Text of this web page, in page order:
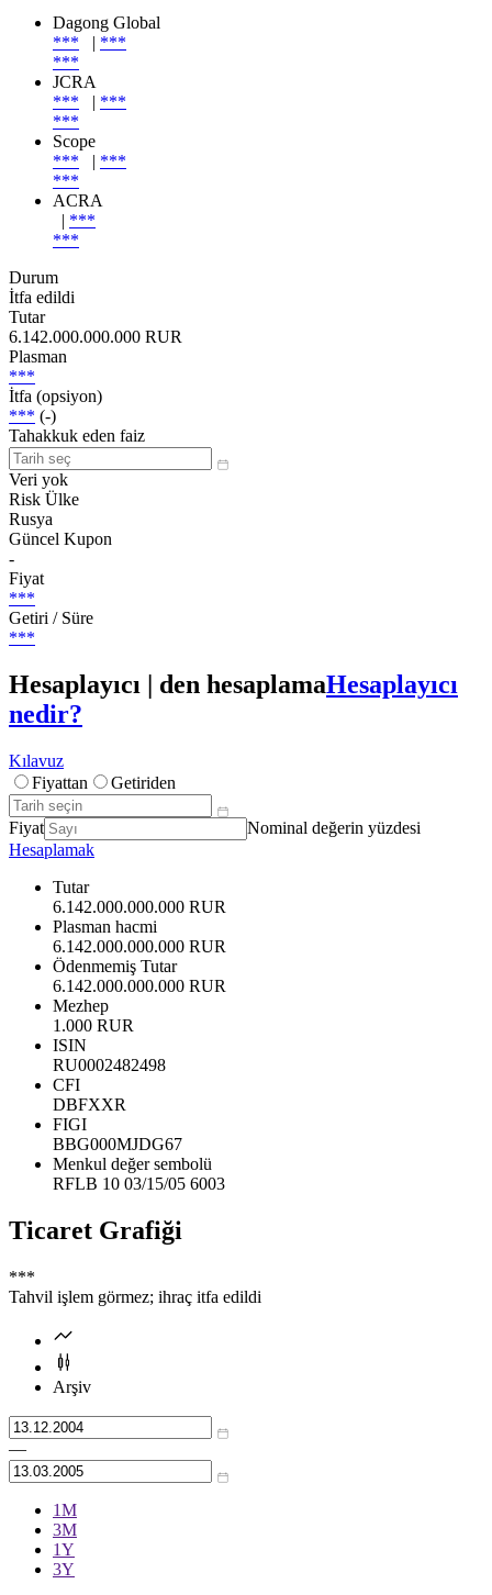
Dagong Global
***
| ***
***
JCRA
***
| ***
***
Scope
***
| ***
***
ACRA
| ***
***
Durum
İtfa edildi
Tutar
6.142.000.000.000 RUR
Plasman
***
İtfa (opsiyon)
*** (-)
Tahakkuk eden faiz
Veri yok
Risk Ülke
Rusya
Güncel Kupon
-
Fiyat
***
Getiri / Süre
***
Hesaplayıcı | den hesaplamaHesaplayıcı
nedir?
Kılavuz
Fiyattan
Getiriden
Fiyat
Nominal değerin yüzdesi
Hesaplamak
Tutar
6.142.000.000.000 RUR
Plasman hacmi
6.142.000.000.000 RUR
Ödenmemiş Tutar
6.142.000.000.000 RUR
Mezhep
1.000 RUR
ISIN
RU0002482498
CFI
DBFXXR
FIGI
BBG000MJDG67
Menkul değer sembolü
RFLB 10 03/15/05 6003
Ticaret Grafiği
***
Tahvil işlem görmez; ihraç itfa edildi
Arşiv
—
1М
3М
1Y
3Y